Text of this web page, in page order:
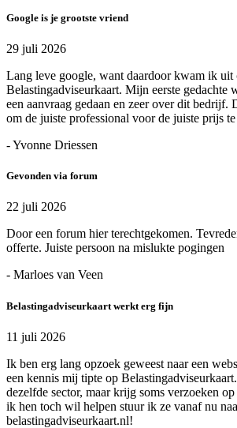
Google is je grootste vriend
29 juli 2026
Lang leve google, want daardoor kwam ik uit
Belastingadviseurkaart. Mijn eerste gedachte
een aanvraag gedaan en zeer over dit
om de juiste professional voor de juiste prijs
- Yvonne Driessen
Gevonden via forum
22 juli 2026
Door een forum hier terechtgekomen.
offerte. Juiste persoon na mislukte pogingen
- Marloes van Veen
Belastingadviseurkaart werkt erg fijn
11 juli 2026
Ik ben erg lang opzoek geweest naar een
een kennis mij tipte op
dezelfde sector, maar krijg soms verzoeken
ik hen toch wil helpen stuur ik ze vanaf nu
belastingadviseurkaart.nl!